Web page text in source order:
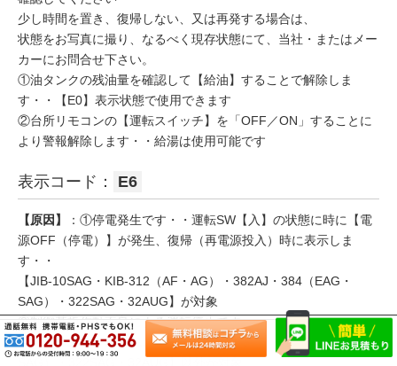
少し時間を置き、復帰しない、又は再発する場合は、
状態をお写真に撮り、なるべく現存状態にて、当社・またはメー
カーにお問合せ下さい。
①油タンクの残油量を確認して【給油】することで解除しま
す・・【E0】表示状態で使用できます
②台所リモコンの【運転スイッチ】を「OFF／ON」することに
より警報解除します・・給湯は使用可能です
表示コード： E6
【原因】
：①停電発生です・・運転SW【入】の状態に時に【電
源OFF（停電）】が発生、復帰（再電源投入）時に表示しま
す・・
【JIB-10SAG・KIB-312（AF・AG）・382AJ・384（EAG・
SAG）・322SAG・32AUG】が対象
②制御基板作動不良による運転停止です・・
【JIB-10SAG・KIB-312（AF・AG）・382AJ・384（EAG・